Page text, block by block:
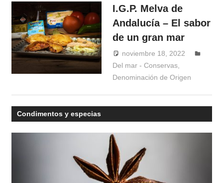
I.G.P. Melva de
Andalucía – El sabor
de un gran mar
noviembre 18, 2022
Del mar - Conservas,
Denominación de Origen
Condimentos y especias